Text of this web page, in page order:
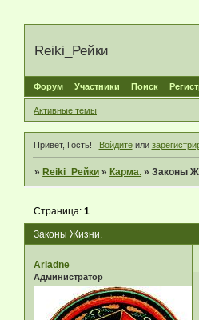
Reiki_Рейки
Форум Участники Поиск
Активные темы
Привет, Гость! Войдитеили
» Reiki_Рейки » Карма. »Законы
Законы Жизни.
Страница:1
Ariadne
Администратор